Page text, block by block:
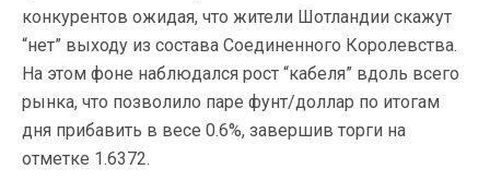
конкурентов ожидая, что жители Шотландии скажут
“нет” выходу из состава Соединенного Королевства.
На этом фоне наблюдался рост “кабеля” вдоль всего
рынка, что позволило паре фунт/доллар по итогам
дня прибавить в весе 0.6%, завершив торги на
отметке 1.6372.